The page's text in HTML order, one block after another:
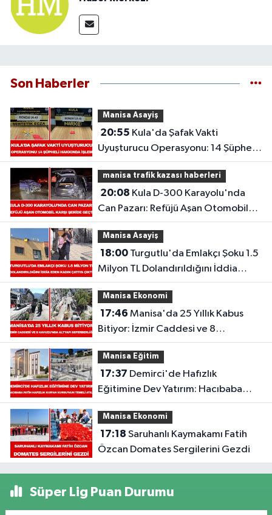
Son Haberler
Manisa Asayiş
20:55
Uyuşturucu Operasyonu: 14 Şüpheli
Hakkında İşlem
manisa trafik kazası haberleri
20:08
Can Pazarı: Refüjü Aşan Otomobil
Karşı Şeride Geçti,
Manisa Asayiş
18:00Turgutlu'da Emlakçı Şoku 1.5
Milyon TL Dolandırıldığını İddia
Eden Kadın Çatıya Çıktı
Manisa Ekonomi
17:46
Bitiyor: İzmir Caddesi ve 8
Havuzu'nda Altyapı Seferberliği
Başladı
Manisa Eğitim
17:37
Eğitimine Dev Yatırım: Hacıbaba
Fatih Hafızlık Kur’an Kursu’nun
Temeli Atıldı
Manisa Ekonomi
17:18
Özcan Domates Sergilerini Gezdi
Süper Lig Puan Durumu